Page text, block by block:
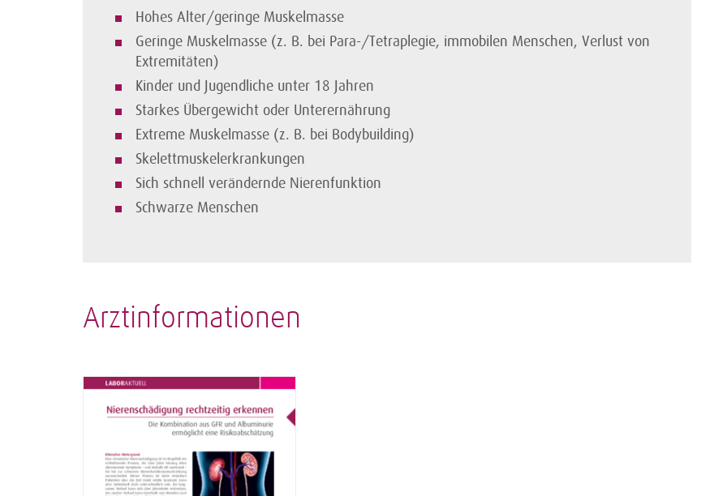
Hohes Alter/geringe Muskelmasse
Geringe Muskelmasse (z. B. bei Para-/Tetra­plegie, immobilen Menschen, Verlust von
Extremitäten)
Kinder und Jugendliche unter 18 Jahren
Starkes Übergewicht oder Unterernährung
Extreme Muskelmasse (z. B. bei Bodybuilding)
Skelettmuskelerkrankungen
Sich schnell verändernde Nierenfunktion
Schwarze Menschen
Arztinformationen